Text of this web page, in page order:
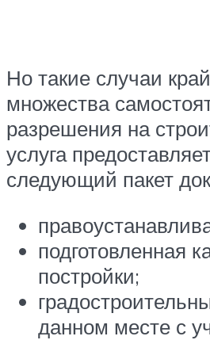
Но такие случаи
множества
разрешения на
услуга
следующий пакет
подготовленная
постройки;
данном месте с